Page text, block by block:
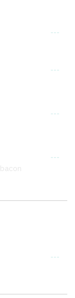
---
---
---
---
---